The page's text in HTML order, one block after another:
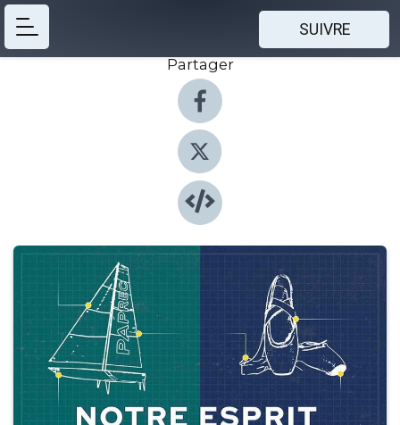
SUIVRE
Partager